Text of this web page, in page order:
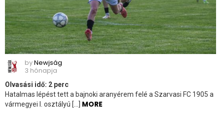
byNewjság
3 hónapja
Olvasási idő: 2 perc
Hatalmas lépést tett a bajnoki aranyérem felé a Szarvasi FC 1905 a
vármegyei I. osztályú […] MORE